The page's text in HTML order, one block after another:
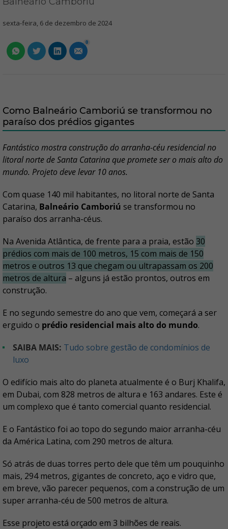
sexta-feira, 6 de dezembro de 2024
0
Como Balneário Camboriú se transformou no
paraíso dos prédios gigantes
Fantástico mostra construção do arranha-céu residencial no
litoral norte de Santa Catarina que promete ser o mais alto do
mundo. Projeto deve levar 10 anos.
Com quase 140 mil habitantes, no litoral norte de Santa
Catarina, Balneário Camboriú se transformou no
paraíso dos arranha-céus.
Na Avenida Atlântica, de frente para a praia, estão 30
prédios com mais de 100 metros, 15 com mais de 150
metros e outros 13 que chegam ou ultrapassam os 200
metros de altura – alguns já estão prontos, outros em
construção.
E no segundo semestre do ano que vem, começará a ser
erguido o prédio residencial mais alto do mundo.
SAIBA MAIS: Tudo sobre gestão de condomínios de
luxo
O edifício mais alto do planeta atualmente é o Burj Khalifa,
em Dubai, com 828 metros de altura e 163 andares. Este é
um complexo que é tanto comercial quanto residencial.
E o Fantástico foi ao topo do segundo maior arranha-céu
da América Latina, com 290 metros de altura.
Só atrás de duas torres perto dele que têm um pouquinho
mais, 294 metros, gigantes de concreto, aço e vidro que,
em breve, vão parecer pequenos, com a construção de um
super arranha-céu de 500 metros de altura.
Esse projeto está orçado em 3 bilhões de reais.